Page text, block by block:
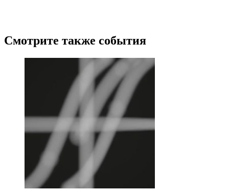
Смотрите также события